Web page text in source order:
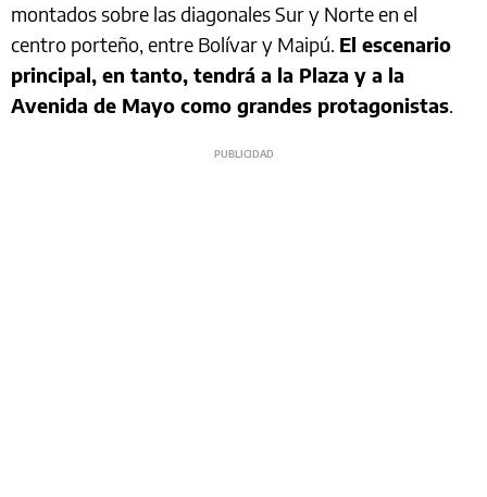
montados sobre las diagonales Sur y Norte en el
centro porteño, entre Bolívar y Maipú. El escenario
principal, en tanto, tendrá a la Plaza y a la
Avenida de Mayo como grandes protagonistas.